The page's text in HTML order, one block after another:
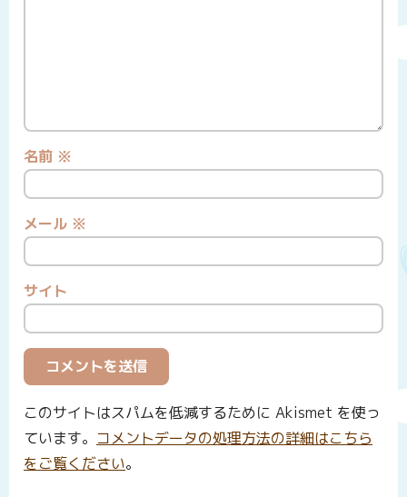
名前 ※
メール ※
サイト
このサイトはスパムを低減するために Akismet を使っ
ています。 コメントデータの処理方法の詳細はこちら
をご覧ください。